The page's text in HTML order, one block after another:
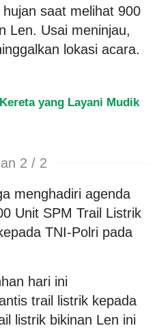
saat melihat 900
Len. Usai meninjau,
lokasi acara.
yang Layani Mudik
2 / 2
menghadiri agenda
Unit SPM Trail Listrik
TNI-Polri pada
hari ini
trail listrik kepada
listrik bikinan Len ini